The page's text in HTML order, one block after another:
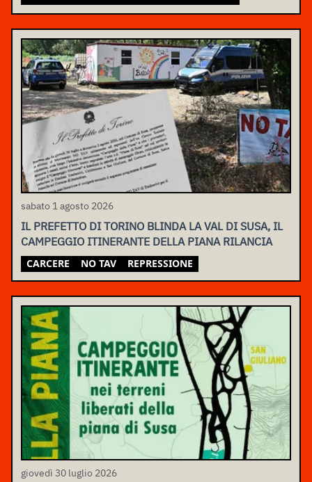
sabato 1 agosto 2026
IL PREFETTO DI TORINO BLINDA LA VAL DI SUSA, IL
CAMPEGGIO ITINERANTE DELLA PIANA RILANCIA
CARCERE NO TAV REPRESSIONE
giovedì 30 luglio 2026